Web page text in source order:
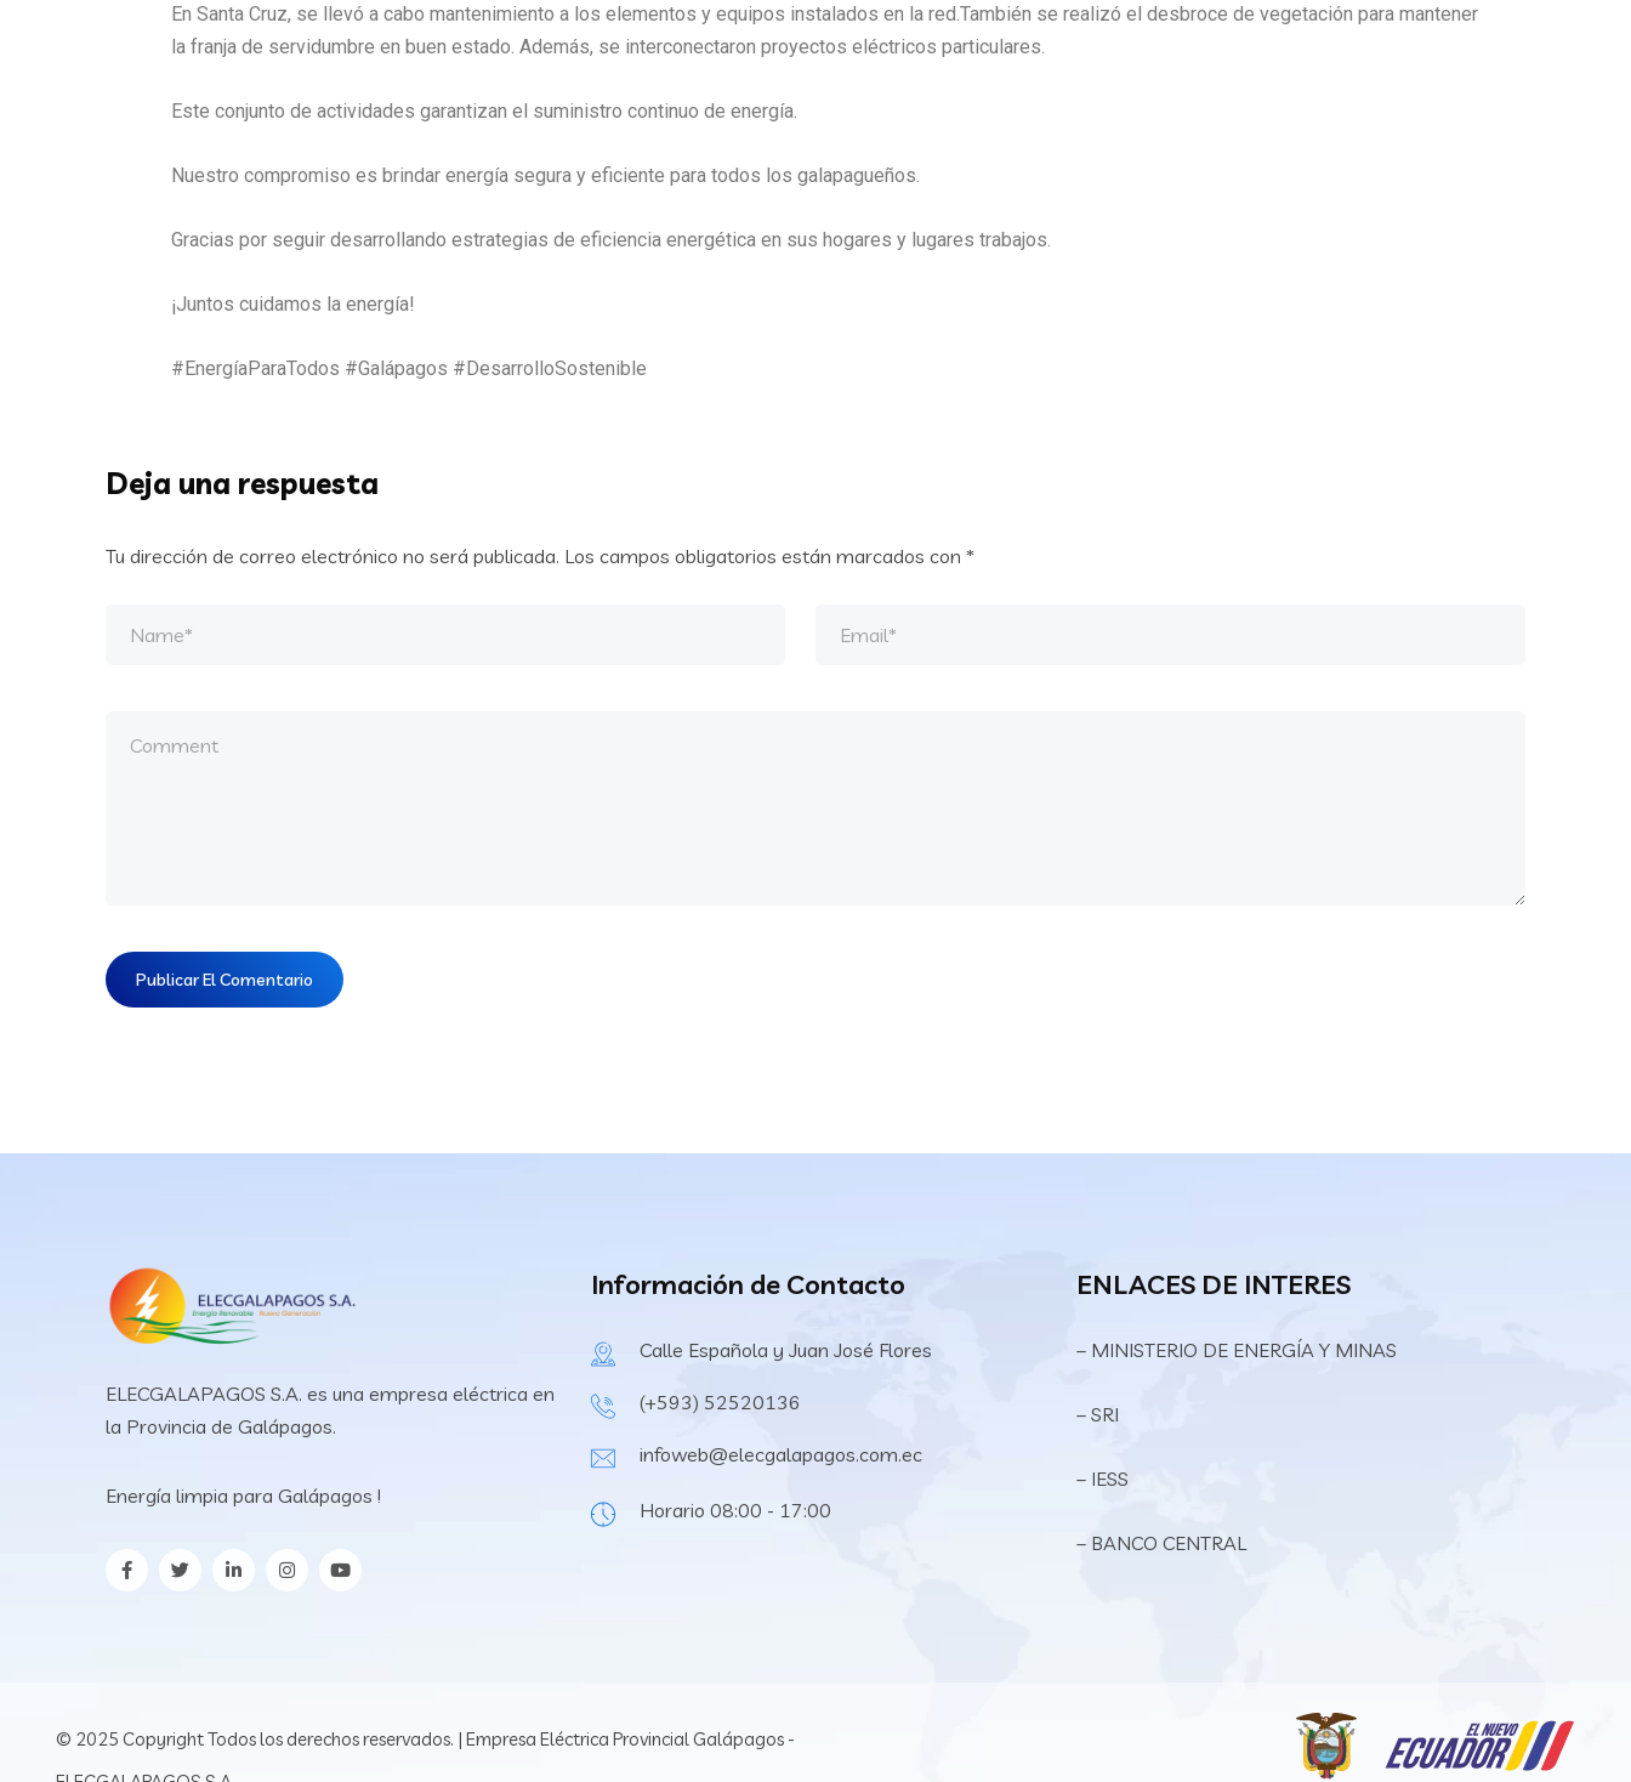
En Santa Cruz, se llevó a cabo mantenimiento a los elementos y equipos instalados en la red.También se realizó el desbroce de vegetación para mantener
la franja de servidumbre en buen estado. Además, se interconectaron proyectos eléctricos particulares.
Este conjunto de actividades garantizan el suministro continuo de energía.
Nuestro compromiso es brindar energía segura y eficiente para todos los galapagueños.
Gracias por seguir desarrollando estrategias de eficiencia energética en sus hogares y lugares trabajos.
¡Juntos cuidamos la energía!
#EnergíaParaTodos #Galápagos #DesarrolloSostenible
Deja una respuesta
Tu dirección de correo electrónico no será publicada. Los campos obligatorios están marcados con *
ELECGALAPAGOS S.A. es una empresa eléctrica en
la Provincia de Galápagos.
Energía limpia para Galápagos !
Información de Contacto
Calle Española y Juan José Flores
(+593) 52520136
infoweb@elecgalapagos.com.ec
Horario 08:00 - 17:00
ENLACES DE INTERES
– MINISTERIO DE ENERGÍA Y MINAS
– SRI
– IESS
– BANCO CENTRAL
© 2025 Copyright Todos los derechos reservados. | Empresa Eléctrica Provincial Galápagos -